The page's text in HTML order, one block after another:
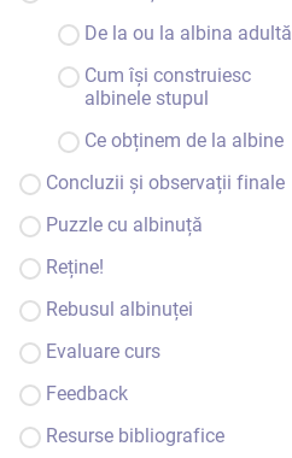
De la ou la albina adultă
Cum își construiesc
albinele stupul
Ce obținem de la albine
Concluzii și observații finale
Puzzle cu albinuță
Reține!
Rebusul albinuței
Evaluare curs
Feedback
Resurse bibliografice